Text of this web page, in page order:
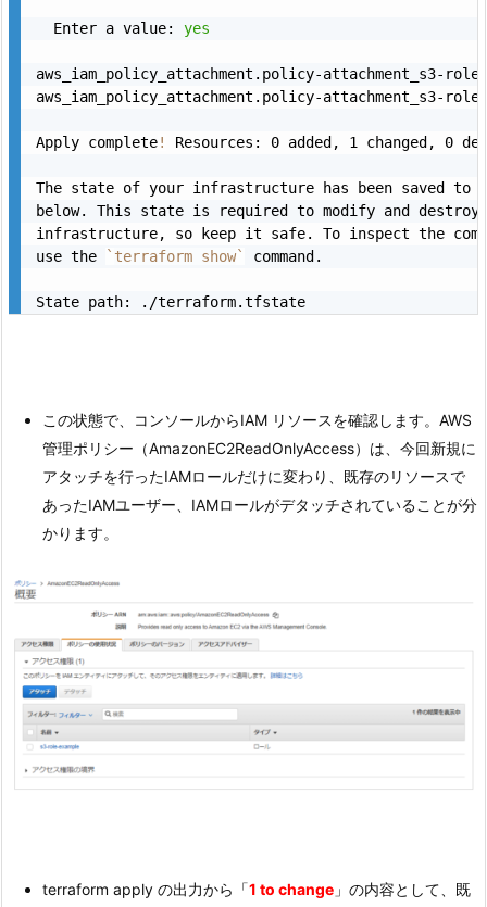
  Enter a value:
yes
aws_iam_policy_attachment.policy-attachment_s3-
aws_iam_policy_attachment.policy-attachment_s3-
Apply complete! Resources: 0 added, 1 changed, 0
The state of your infrastructure has been saved to
below. This state is required to modify and destroy
infrastructure, so keep it safe. To inspect the
use the
` terraform show` command.
State path: ./terraform.tfstate
この状態で、コンソールからIAM リソースを確認します。AWS
管理ポリシー（AmazonEC2ReadOnlyAccess）は、今回新規に
アタッチを行ったIAMロールだけに変わり、既存のリソースで
あったIAMユーザー、IAMロールがデタッチされていることが分
かります。
terraform apply の出力から「1 to change 」の内容として、既